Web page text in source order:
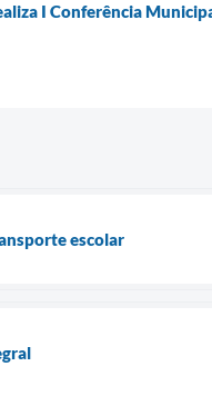
I Conferência
escolar